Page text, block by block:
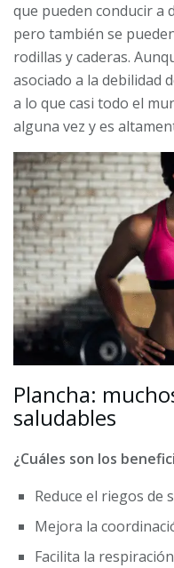
que pueden conducir a
pero también se
rodillas y caderas.
asociado a la debilidad
a lo que casi todo el
alguna vez y es
Plancha:
saludables
¿Cuáles son los
Reduce el riegos de
Mejora la
Facilita la